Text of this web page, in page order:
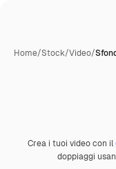
Home/Stock/Video/
PremiumCreata con IA
Crea i tuoi video con il
doppiaggi